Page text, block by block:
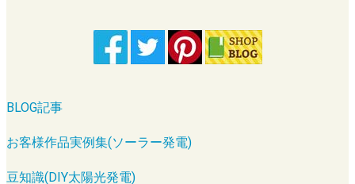
BLOG記事
お客様作品実例集(ソーラー発電)
豆知識(DIY太陽光発電)